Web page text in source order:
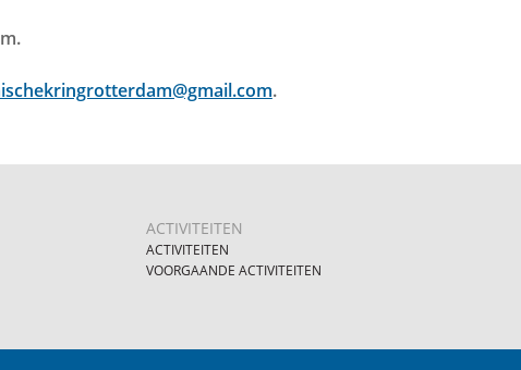
.
ACTIVITEITEN
ACTIVITEITEN
VOORGAANDE ACTIVITEITEN